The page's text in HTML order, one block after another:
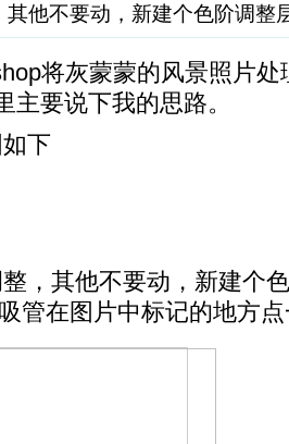
其他不要动，新建个色阶调整
将灰蒙蒙的风景照片
主要说下我的思路。
下
，其他不要动，新建个
管在图片中标记的地方